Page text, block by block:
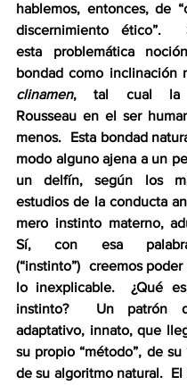
hablemos, entonces, de
discernimiento ético”.
esta problemática
clinamen, tal cual la
Rousseau en el ser
menos.  Esta bondad
modo alguno ajena a un
un delfín, según los
estudios de la conducta
mero instinto materno,
Sí, con esa
(“instinto”)  creemos
lo inexplicable.  ¿Qué
instinto?  Un patrón
adaptativo, innato, que
su propio “método”, de su
de su algoritmo natural.